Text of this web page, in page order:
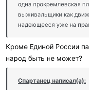
одна прокремлевская
выживальщики как
надеющееся уже на
Кроме Единой России
народ быть не может?
Спартанец написал(а):